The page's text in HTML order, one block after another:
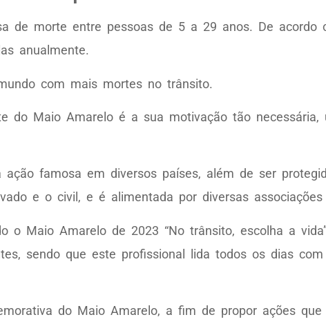
de morte entre pessoas de 5 a 29 anos. De acordo
anualmente.
com mais mortes no trânsito.
do Maio Amarelo é a sua motivação tão
famosa em diversos países, além de ser
e o civil, e é alimentada por diversas
o Maio Amarelo de 2023 “No trânsito, escolha a
sendo que este profissional lida todos os dias
do Maio Amarelo, a fim de propor ações